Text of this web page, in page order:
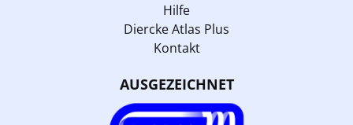
Hilfe
Diercke Atlas Plus
Kontakt
AUSGEZEICHNET